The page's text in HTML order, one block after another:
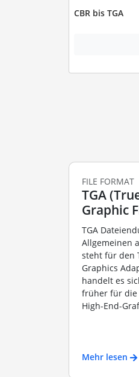
CBR bis TGA
FILE FORMAT
TGA
Graphic
TGA
Allgemeinen
steht für den
Graphics
handelt es
früher für die
High-End-
Mehr lesen